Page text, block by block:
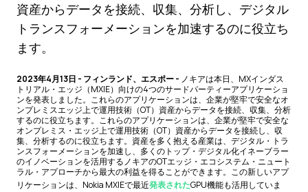
資産からデータを接続、収集、分析し、デジタル
トランスフォーメーションを加速するのに役立ち
ます。
2023年4月13日 - フィンランド、エスポー - ノキアは本日、MXインダス
トリアル・エッジ（MXIE）向けの4つのサードパーティーアプリケーショ
ンを発表しました。これらのアプリケーションは、企業が堅牢で安全なオ
ンプレミスエッジ上で運用技術（OT）資産からデータを接続、収集、分析
するのに役立ちます。これらのアプリケーションは、企業が堅牢で安全な
オンプレミス・エッジ上で運用技術（OT）資産からデータを接続し、収
集、分析するのに役立ちます。資産を多く抱える産業は、デジタル・トラ
ンスフォーメーションを加速し、多くのトップ・デジタル化イネーブラー
のイノベーションを活用するノキアのOTエッジ・エコシステム・ニュート
ラル・アプローチから最大の利益を得ることができます。この新しいアプ
リケーションは、Nokia MXIEで最近発表されたGPU機能も活用していま